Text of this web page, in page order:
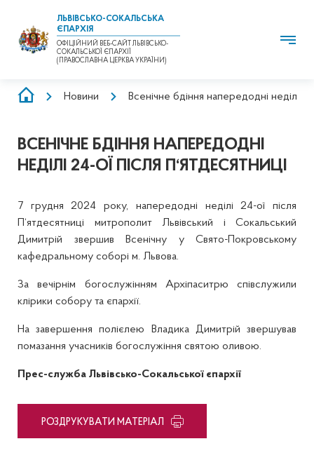
ЛЬВІВСЬКО-СОКАЛЬСЬКА
ЄПАРХІЯ
ОФІЦІЙНИЙ ВЕБ-САЙТ ЛЬВІВСЬКО-
СОКАЛЬСЬКОЇ ЄПАРХІЇ
(ПРАВОСЛАВНА ЦЕРКВА УКРАЇНИ)
РЯДОК
Новини Всенічне бдіння напередодні неділі
ВСЕНІЧНЕ БДІННЯ НАПЕРЕДОДНІ
НЕДІЛІ 24-ОЇ ПІСЛЯ П‘ЯТДЕСЯТНИЦІ
7 грудня 2024 року, напередодні неділі 24-ої після
П‘ятдесятниці митрополит Львівський і Сокальський
Димитрій звершив Всенічну у Свято-Покровському
кафедральному соборі м. Львова.
За вечірнім богослужінням Архіпаситрю співслужили
клірики собору та єпархії.
На завершення полієлею Владика Димитрій звершував
помазання учасників богослужіння святою оливою.
Прес-служба Львівсько-Сокальської єпархії
PОЗДРУКУВАТИ МАТЕРІАЛ